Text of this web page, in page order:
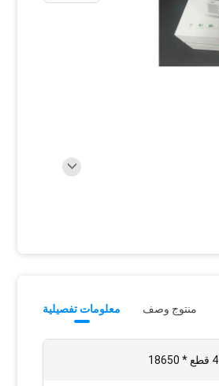
معلومات تفصيلية منتوج وصف
4 قطع * 18650